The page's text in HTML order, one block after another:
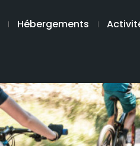
Hébergements